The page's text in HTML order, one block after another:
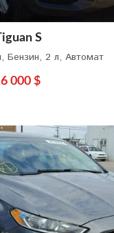
S
Бензин, 2 л, Автомат
000 $